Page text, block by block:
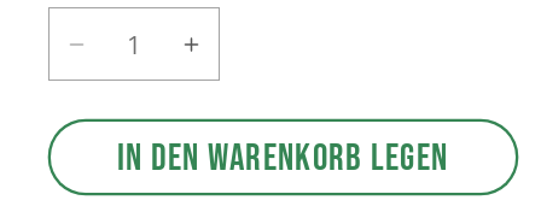
Verringere
die
Menge
Schweinehack
Erhöhe
die
Menge
für
Schweinehack
IN DEN WARENKORB LEGEN